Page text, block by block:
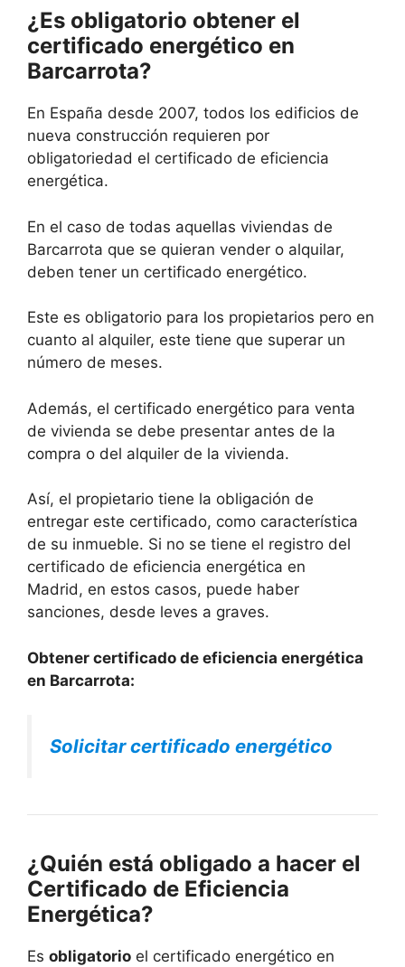
¿Es obligatorio obtener el
certificado energético en
Barcarrota?
En España desde 2007, todos los edificios de
nueva construcción requieren por
obligatoriedad el certificado de eficiencia
energética.
En el caso de todas aquellas viviendas de
Barcarrota que se quieran vender o alquilar,
deben tener un certificado energético.
Este es obligatorio para los propietarios pero en
cuanto al alquiler, este tiene que superar un
número de meses.
Además, el certificado energético para venta
de vivienda se debe presentar antes de la
compra o del alquiler de la vivienda.
Así, el propietario tiene la obligación de
entregar este certificado, como característica
de su inmueble. Si no se tiene el registro del
certificado de eficiencia energética en
Madrid, en estos casos, puede haber
sanciones, desde leves a graves.
Obtener certificado de eficiencia energética
en Barcarrota:
Solicitar certificado energético
¿Quién está obligado a hacer el
Certificado de Eficiencia
Energética?
Es obligatorio el certificado energético en